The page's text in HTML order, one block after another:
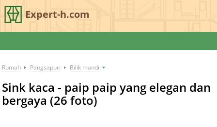
Expert-h.com
Rumah Pangsapuri Bilik mandi
Sink kaca - paip paip yang elegan dan
bergaya (26 foto)